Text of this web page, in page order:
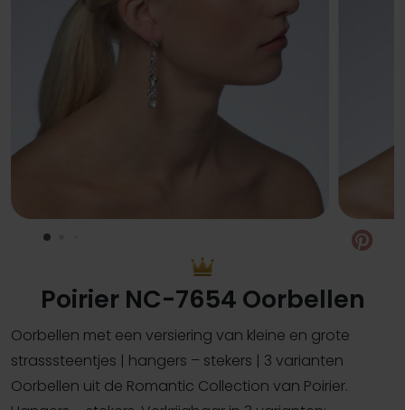
Poirier NC-7654 Oorbellen
Oorbellen met een versiering van kleine en grote
strasssteentjes | hangers – stekers | 3 varianten
Oorbellen uit de Romantic Collection van Poirier.